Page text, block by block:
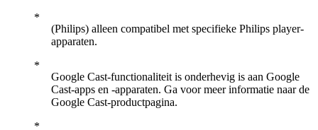
(Philips) alleen compatibel met specifieke Philips player-
apparaten.
Google Cast-functionaliteit is onderhevig is aan Google
Cast-apps en -apparaten. Ga voor meer informatie naar de
Google Cast-productpagina.